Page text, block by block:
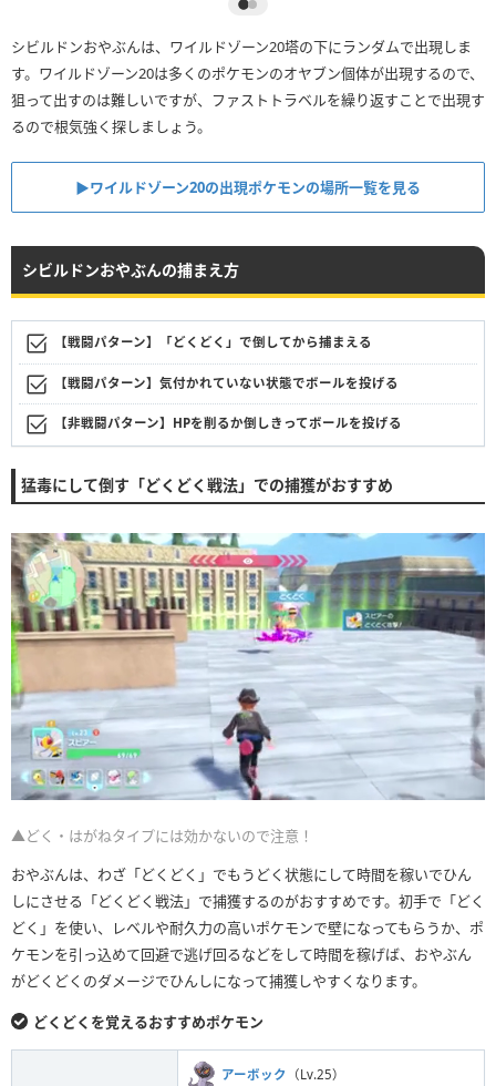
シビルドンおやぶんは、ワイルドゾーン20塔の下にランダムで出現しま
す。ワイルドゾーン20は多くのポケモンのオヤブン個体が出現するので、
狙って出すのは難しいですが、ファストトラベルを繰り返すことで出現す
るので根気強く探しましょう。
▶︎ワイルドゾーン20の出現ポケモンの場所一覧を見る
シビルドンおやぶんの捕まえ方
【戦闘パターン】「どくどく」で倒してから捕まえる
【戦闘パターン】気付かれていない状態でボールを投げる
【非戦闘パターン】HPを削るか倒しきってボールを投げる
猛毒にして倒す「どくどく戦法」での捕獲がおすすめ
▲どく・はがねタイプには効かないので注意！
おやぶんは、わざ「どくどく」でもうどく状態にして時間を稼いでひん
しにさせる「どくどく戦法」で捕獲するのがおすすめです。初手で「どく
どく」を使い、レベルや耐久力の高いポケモンで壁になってもらうか、ポ
ケモンを引っ込めて回避で逃げ回るなどをして時間を稼げば、おやぶん
がどくどくのダメージでひんしになって捕獲しやすくなります。
どくどくを覚えるおすすめポケモン
アーボック （Lv.25）